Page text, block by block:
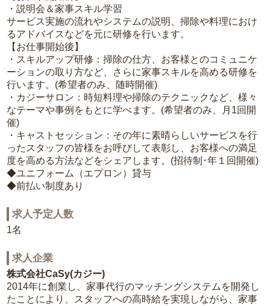
・説明会＆家事スキル学習
サービス実施の流れやシステムの説明、掃除や料理におけ
るアドバイスなどを元に研修を行います。
【お仕事開始後】
・スキルアップ研修：掃除の仕方、お客様とのコミュニケ
ーションの取り方など、さらに家事スキルを高める研修を
行います。(希望者のみ、随時開催)
・カジーサロン：時短料理や掃除のテクニックなど、様々
なテーマや事例をもとに学べます。(希望者のみ、月1回開
催)
・キャストセッション：その年に素晴らしいサービスを行
ったスタッフの皆様をお呼びして表彰し、お客様への満足
度を高める方法などをシェアします。(招待制･年１回開催)
◆ユニフォーム（エプロン）貸与
◆前払い制度あり
求人予定人数
1名
求人企業
株式会社CaSy(カジー)
2014年に創業し、家事代行のマッチングシステムを開発し
たことにより、スタッフへの高時給を実現しながら、家事